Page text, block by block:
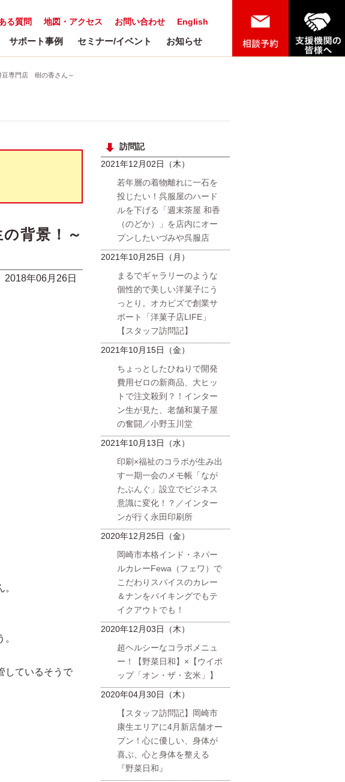
English
お問い合わせ
地図・アクセス
る質問
サポート事例 セミナー/イベント お知らせ
豆専門店 樹の香さん～
背景！～
2018年06月26日
しているそうで
訪問記
2021年12月02日（木）
若年層の着物離れに一石を
投じたい！呉服屋のハード
ルを下げる「週末茶屋 和香
（のどか）」を店内にオー
プンしたいづみや呉服店
2021年10月25日（月）
まるでギャラリーのような
個性的で美しい洋菓子にう
っとり。オカビズで創業サ
ポート「洋菓子店LIFE」
【スタッフ訪問記】
2021年10月15日（金）
ちょっとしたひねりで開発
費用ゼロの新商品、大ヒッ
トで注文殺到？！インター
ン生が見た、老舗和菓子屋
の奮闘／小野玉川堂
2021年10月13日（水）
印刷×福祉のコラボが生み出
す一期一会のメモ帳「なが
たぶんぐ」設立でビジネス
意識に変化！？／インター
ンが行く永田印刷所
2020年12月25日（金）
岡崎市本格インド・ネパー
ルカレーFewa（フェワ）で
こだわりスパイスのカレー
＆ナンをバイキングでもテ
イクアウトでも！
2020年12月03日（木）
超ヘルシーなコラボメニュ
ー！【野菜日和】×【ウイポ
ップ「オン・ザ・玄米」】
2020年04月30日（木）
【スタッフ訪問記】岡崎市
康生エリアに4月新店舗オー
プン！心に優しい、身体が
喜ぶ、心と身体を整える
『野菜日和』